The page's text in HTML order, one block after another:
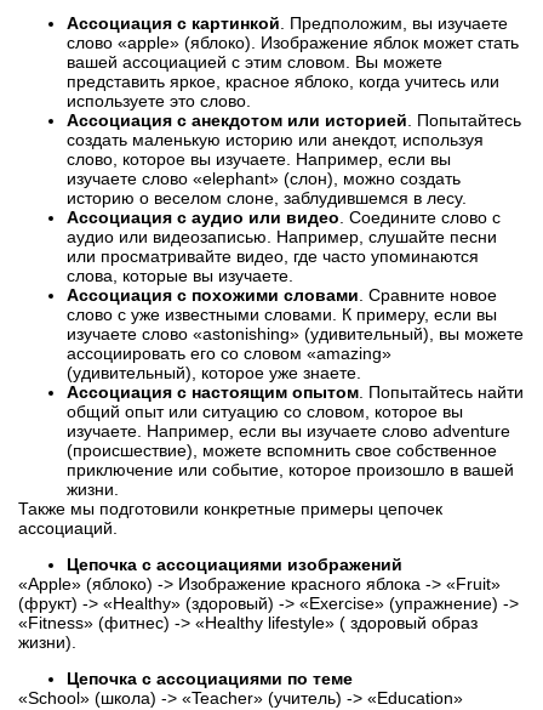
Ассоциация с картинкой . Предположим, вы изучаете
слово «apple» (яблоко). Изображение яблок может стать
вашей ассоциацией с этим словом. Вы можете
представить яркое, красное яблоко, когда учитесь или
используете это слово.
Ассоциация с анекдотом или историей . Попытайтесь
создать маленькую историю или анекдот, используя
слово, которое вы изучаете. Например, если вы
изучаете слово «elephant» (слон), можно создать
историю о веселом слоне, заблудившемся в лесу.
Ассоциация с аудио или видео . Соедините слово с
аудио или видеозаписью. Например, слушайте песни
или просматривайте видео, где часто упоминаются
слова, которые вы изучаете.
Ассоциация с похожими словами . Сравните новое
слово с уже известными словами. К примеру, если вы
изучаете слово «astonishing» (удивительный), вы можете
ассоциировать его со словом «amazing»
(удивительный), которое уже знаете.
Ассоциация с настоящим опытом . Попытайтесь найти
общий опыт или ситуацию со словом, которое вы
изучаете. Например, если вы изучаете слово adventure
(происшествие), можете вспомнить свое собственное
приключение или событие, которое произошло в вашей
жизни.
Также мы подготовили конкретные примеры цепочек
ассоциаций.
Цепочка с ассоциациями изображений
«Apple» (яблоко) -> Изображение красного яблока -> «Fruit»
(фрукт) -> «Healthy» (здоровый) -> «Exercise» (упражнение) ->
«Fitness» (фитнес) -> «Healthy lifestyle» ( здоровый образ
жизни).
Цепочка с ассоциациями по теме
«School» (школа) -> «Teacher» (учитель) -> «Education»